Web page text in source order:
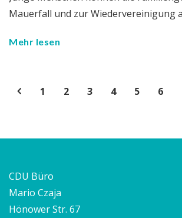
Mauerfall und zur Wiedervereinigung
Mehr lesen
1 2 3 4 5 6
CDU Büro
Mario Czaja
Hönower Str. 67